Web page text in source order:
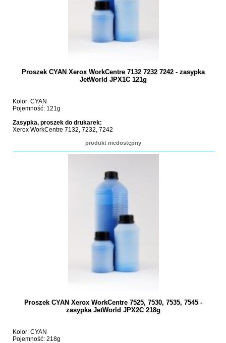
Proszek CYAN Xerox WorkCentre 7132 7232 7242 - zasypka
JetWorld JPX1C 121g
Kolor: CYAN
Pojemność: 121g
Zasypka, proszek do drukarek:
Xerox WorkCentre 7132, 7232, 7242
produkt niedostępny
Proszek CYAN Xerox WorkCentre 7525, 7530, 7535, 7545 -
zasypka JetWorld JPX2C 218g
Kolor: CYAN
Pojemność: 218g